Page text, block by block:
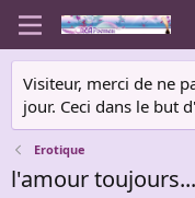
Visiteur, merci de ne
jour. Ceci dans le but
Erotique
l'amour